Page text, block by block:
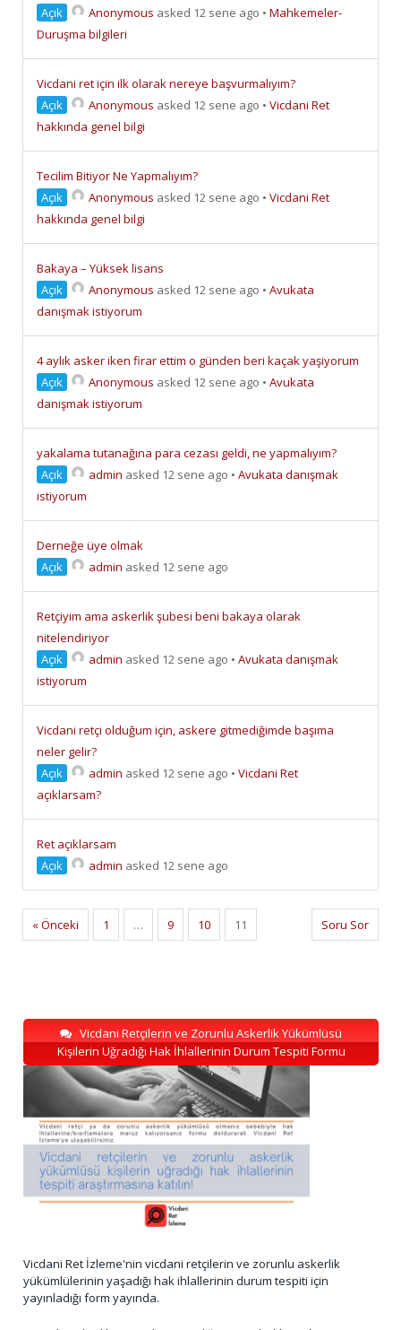
Açık
Anonymous asked 12 sene ago • Mahkemeler-
Duruşma bilgileri
Vicdani ret için ilk olarak nereye başvurmalıyım?
Açık
Anonymous asked 12 sene ago • Vicdani Ret
hakkında genel bilgi
Tecilim Bitiyor Ne Yapmalıyım?
Açık
Anonymous asked 12 sene ago • Vicdani Ret
hakkında genel bilgi
Bakaya – Yüksek lisans
Açık
Anonymous asked 12 sene ago • Avukata
danışmak istiyorum
4 aylık asker iken firar ettim o günden beri kaçak yaşiyorum
Açık
Anonymous asked 12 sene ago • Avukata
danışmak istiyorum
yakalama tutanağına para cezası geldi, ne yapmalıyım?
Açık
admin asked 12 sene ago • Avukata danışmak
istiyorum
Derneğe üye olmak
Açık
admin asked 12 sene ago
Retçiyim ama askerlik şubesi beni bakaya olarak
nitelendiriyor
Açık
admin asked 12 sene ago • Avukata danışmak
istiyorum
Vicdani retçi olduğum için, askere gitmediğimde başıma
neler gelir?
Açık
admin asked 12 sene ago • Vicdani Ret
açıklarsam?
Ret açıklarsam
Açık
admin asked 12 sene ago
« Önceki 1 … 9 10 11 Soru Sor
Vicdani Retçilerin ve Zorunlu Askerlik Yükümlüsü
Kişilerin Uğradığı Hak İhlallerinin Durum Tespiti Formu
Vicdani Ret İzleme'nin vicdani retçilerin ve zorunlu askerlik
yükümlülerinin yaşadığı hak ihlallerinin durum tespiti için
yayınladığı form yayında.